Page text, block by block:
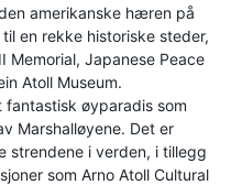
amerikanske hæren på
en rekke historiske steder,
Memorial, Japanese Peace
Atoll Museum.
fantastisk øyparadis som
Marshalløyene. Det er
strendene i verden, i tillegg
som Arno Atoll Cultural